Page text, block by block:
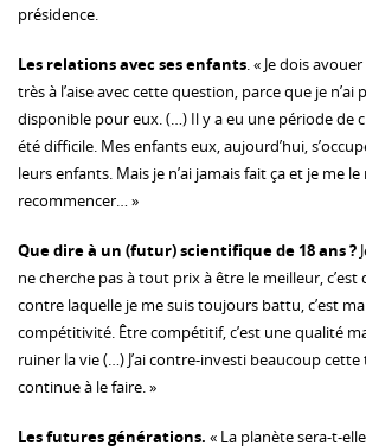
présidence.
Les relations avec ses enfants. « Je dois
très à l’aise avec cette question, parce que je n’ai
disponible pour eux. (…) Il y a eu une période de
été difficile. Mes enfants eux, aujourd’hui,
leurs enfants. Mais je n’ai jamais fait ça et je me le
recommencer… »
Que dire à un (futur) scientifique de 18 ans ?
ne cherche pas à tout prix à être le meilleur,
contre laquelle je me suis toujours battu, c’est
compétitivité. Être compétitif, c’est une qualité
ruiner la vie (…) J’ai contre-investi beaucoup
continue à le faire. »
Les futures générations. « La planète sera-t-